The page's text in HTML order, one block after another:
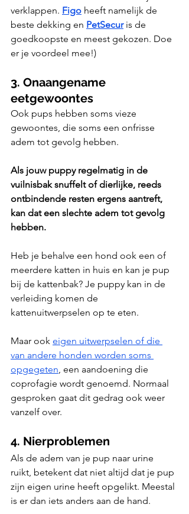
verklappen. Figo heeft namelijk de
beste dekking en PetSecur is de
goedkoopste en meest gekozen. Doe
er je voordeel mee!)
3. Onaangename
eetgewoontes
Ook pups hebben soms vieze
gewoontes, die soms een onfrisse
adem tot gevolg hebben.
Als jouw puppy regelmatig in de
vuilnisbak snuffelt of dierlijke, reeds
ontbindende resten ergens aantreft,
kan dat een slechte adem tot gevolg
hebben.
Heb je behalve een hond ook een of
meerdere katten in huis en kan je pup
bij de kattenbak? Je puppy kan in de
verleiding komen de
kattenuitwerpselen op te eten.
Maar ook eigen uitwerpselen of die
van andere honden worden soms
opgegeten, een aandoening die
coprofagie wordt genoemd. Normaal
gesproken gaat dit gedrag ook weer
vanzelf over.
4. Nierproblemen
Als de adem van je pup naar urine
ruikt, betekent dat niet altijd dat je pup
zijn eigen urine heeft opgelikt. Meestal
is er dan iets anders aan de hand.